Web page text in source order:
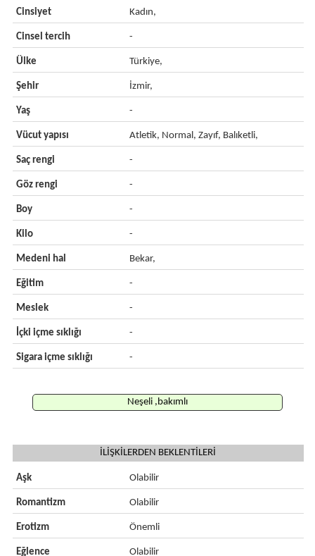
Cinsiyet Kadın,
Cinsel tercih -
Ülke Türkiye,
Şehir İzmir,
Yaş -
Vücut yapısı Atletik, Normal, Zayıf, Balıketli,
Saç rengi -
Göz rengi -
Boy -
Kilo -
Medeni hal Bekar,
Eğitim -
Meslek -
İçki içme sıklığı -
Sigara içme sıklığı -
Neşeli ,bakımlı
İLİŞKİLERDEN BEKLENTİLERİ
Aşk Olabilir
Romantizm Olabilir
Erotizm Önemli
Eğlence Olabilir